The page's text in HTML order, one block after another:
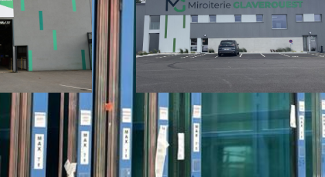
sous son nom.